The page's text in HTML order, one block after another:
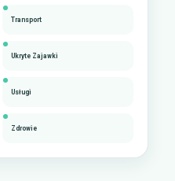
Transport
Ukryte Zajawki
Usługi
Zdrowie